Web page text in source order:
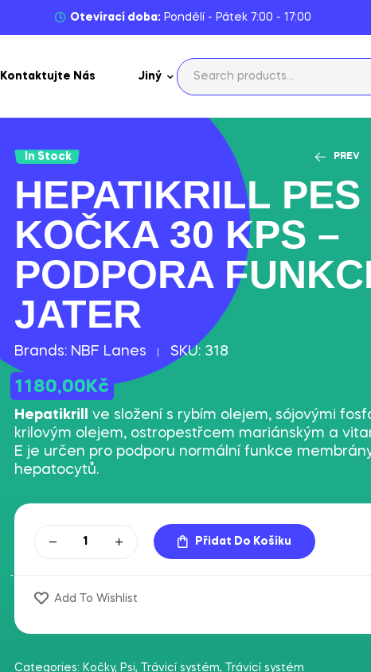
Otevírací doba: Pondělí - Pátek 7:00 - 17:00
Kontaktujte Nás Jiný
In Stock PREV
675,00
700,00
HEPATIKRILL PES
KOČKA 30 KPS –
PODPORA
JATER
Brands: NBF Lanes SKU: 318
1180,00Kč
Hepatikrill ve složení s rybím olejem, sójovými
krilovým olejem, ostropestřcem mariánským a
E je určen pro podporu normální funkce
hepatocytů.
Přidat Do Košíku
Add To Wishlist
Categories: Kočky, Psi, Trávicí systém, Trávicí systém